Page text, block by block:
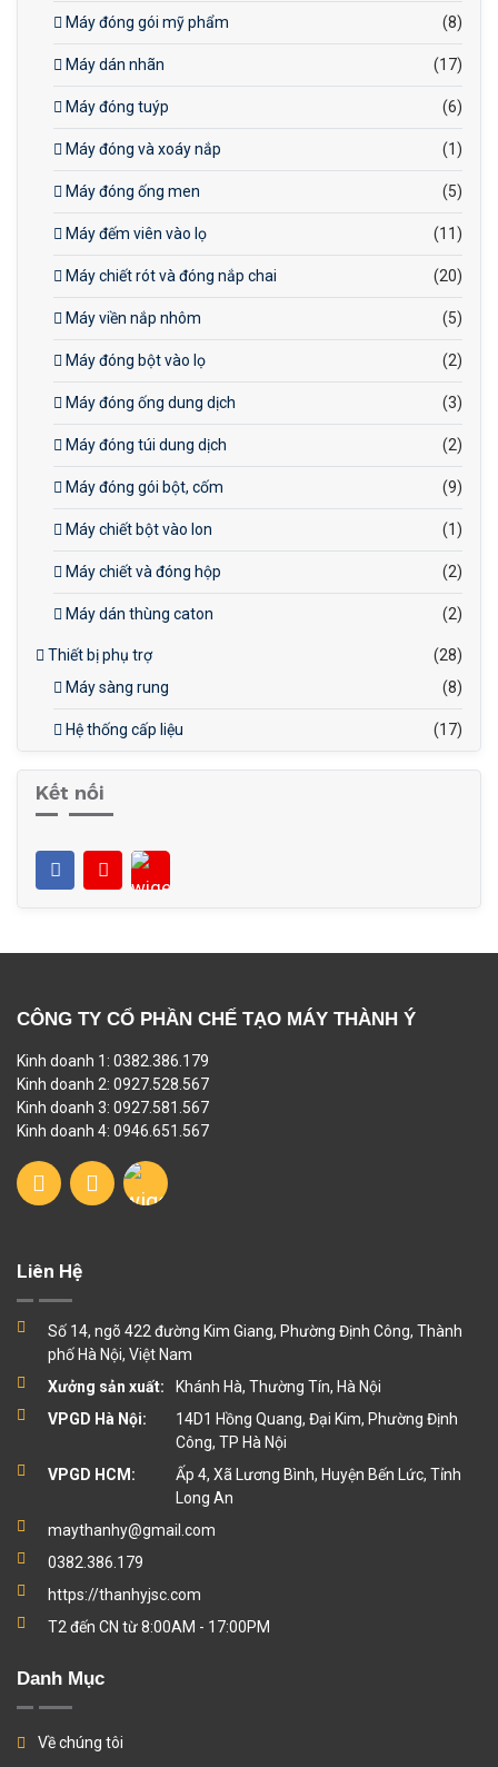
Máy đóng gói mỹ phẩm (8)
Máy dán nhãn (17)
Máy đóng tuýp (6)
Máy đóng và xoáy nắp (1)
Máy đóng ống men (5)
Máy đếm viên vào lọ (11)
Máy chiết rót và đóng nắp chai (20)
Máy viền nắp nhôm (5)
Máy đóng bột vào lọ (2)
Máy đóng ống dung dịch (3)
Máy đóng túi dung dịch (2)
Máy đóng gói bột, cốm (9)
Máy chiết bột vào lon (1)
Máy chiết và đóng hộp (2)
Máy dán thùng caton (2)
Thiết bị phụ trợ
(28)
Máy sàng rung
(8)
Hệ thống cấp liệu (17)
Kết nối
CÔNG TY CỔ PHẦN CHẾ TẠO MÁY THÀNH Ý
Kinh doanh 1: 0382.386.179
Kinh doanh 2: 0927.528.567
Kinh doanh 3: 0927.581.567
Kinh doanh 4: 0946.651.567
Liên Hệ
Số 14, ngõ 422 đường Kim Giang, Phường Định Công, Thành
phố Hà Nội, Việt Nam
Xưởng sản xuất:
Khánh Hà, Thường Tín, Hà Nội
VPGD Hà Nội:
14D1 Hồng Quang, Đại Kim, Phường Định
Công, TP Hà Nội
VPGD HCM:
Ấp 4, Xã Lương Bình, Huyện Bến Lức, Tỉnh
Long An
maythanhy@gmail.com
0382.386.179
https://thanhyjsc.com
T2 đến CN từ 8:00AM - 17:00PM
Danh Mục
Về chúng tôi